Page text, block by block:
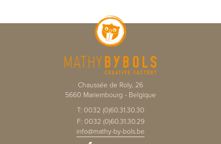
Chaussée de Roly, 26
5660 Mariembourg - Belgique
T: 0032 (0)60.31.30.30
F: 0032 (0)60.31.30.29
info@mathy-by-bols.be